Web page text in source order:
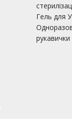
Гель для
рукавички